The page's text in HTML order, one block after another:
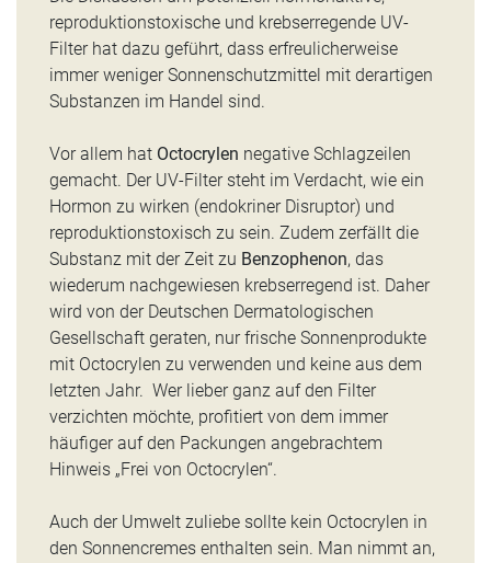
reproduktionstoxische und krebserregende UV-
Filter hat dazu geführt, dass erfreulicherweise
immer weniger Sonnenschutzmittel mit derartigen
Substanzen im Handel sind.
Vor allem hat Octocrylen negative Schlagzeilen
gemacht. Der UV-Filter steht im Verdacht, wie ein
Hormon zu wirken (endokriner Disruptor) und
reproduktionstoxisch zu sein. Zudem zerfällt die
Substanz mit der Zeit zu Benzophenon, das
wiederum nachgewiesen krebserregend ist. Daher
wird von der Deutschen Dermatologischen
Gesellschaft geraten, nur frische Sonnenprodukte
mit Octocrylen zu verwenden und keine aus dem
letzten Jahr. Wer lieber ganz auf den Filter
verzichten möchte, profitiert von dem immer
häufiger auf den Packungen angebrachtem
Hinweis „Frei von Octocrylen“.
Auch der Umwelt zuliebe sollte kein Octocrylen in
den Sonnencremes enthalten sein. Man nimmt an,